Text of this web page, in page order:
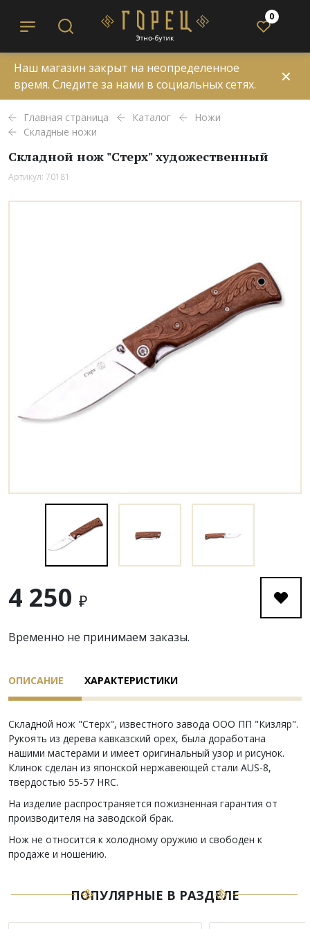
0
Наш магазин закрыт на неопределенное
время. Следите за нами в социальных сетях.
✕
Главная страница Каталог
Ножи
Складные ножи
Складной нож "Стерх" художественный
Артикул: 70181
4 250 ₽
Временно не принимаем заказы.
ОПИСАНИЕ ХАРАКТЕРИСТИКИ
Складной нож "Стерх", известного завода ООО ПП "Кизляр".
Рукоять из дерева кавказский орех, была доработана
нашими мастерами и имеет оригинальный узор и рисунок.
Клинок сделан из японской нержавеющей стали AUS-8,
твердостью 55-57 HRC.
На изделие распространяется пожизненная гарантия от
производителя на заводской брак.
Нож не относится к холодному оружию и свободен к
продаже и ношению.
ПОПУЛЯРНЫЕ В РАЗДЕЛЕ